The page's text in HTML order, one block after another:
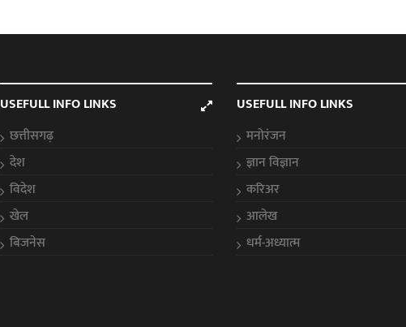
USEFULL INFO LINKS
छत्तीसगढ़
देश
विदेश
खेल
बिजनेस
USEFULL INFO LINKS
मनोरंजन
ज्ञान विज्ञान
करिअर
आलेख
धर्म-अध्यात्म